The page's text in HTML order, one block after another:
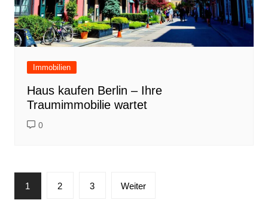
Immobilien
Haus kaufen Berlin – Ihre
Traumimmobilie wartet
0
Seitennummerierung
der
1 2 3 Weiter